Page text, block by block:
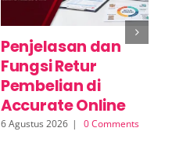
Penjelasan dan
Fungsi Retur
Pembelian di
Accurate Online
6 Agustus 2026 | 0 Comments